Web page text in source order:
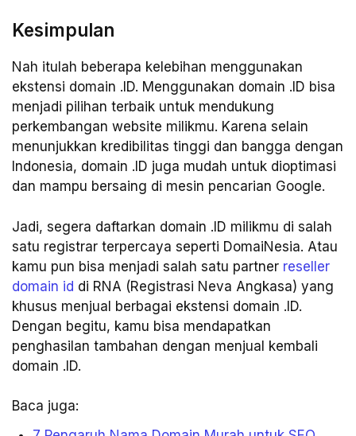
Kesimpulan
Nah itulah beberapa kelebihan menggunakan
ekstensi domain .ID. Menggunakan domain .ID bisa
menjadi pilihan terbaik untuk mendukung
perkembangan website milikmu. Karena selain
menunjukkan kredibilitas tinggi dan bangga dengan
Indonesia, domain .ID juga mudah untuk dioptimasi
dan mampu bersaing di mesin pencarian Google.
Jadi, segera daftarkan domain .ID milikmu di salah
satu registrar terpercaya seperti DomaiNesia. Atau
kamu pun bisa menjadi salah satu partner reseller
domain id di RNA (Registrasi Neva Angkasa) yang
khusus menjual berbagai ekstensi domain .ID.
Dengan begitu, kamu bisa mendapatkan
penghasilan tambahan dengan menjual kembali
domain .ID.
Baca juga: